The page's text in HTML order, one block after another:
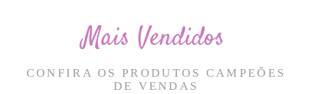
Mais Vendidos
CONFIRA OS PRODUTOS CAMPEÕES
DE VENDAS